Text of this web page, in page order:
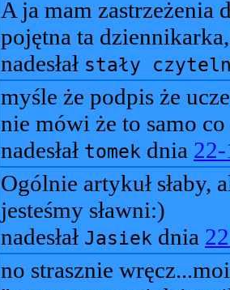
A ja mam zastrzeżenia
pojętna ta
nadesłał stały
myśle że podpis że
nie mówi że to samo
nadesłał tomek dnia
Ogólnie artykuł słaby,
jesteśmy sławni:)
nadesłał Jasiek dnia
no strasznie